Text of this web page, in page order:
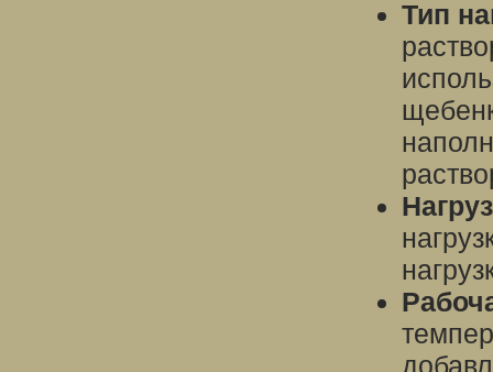
Тип